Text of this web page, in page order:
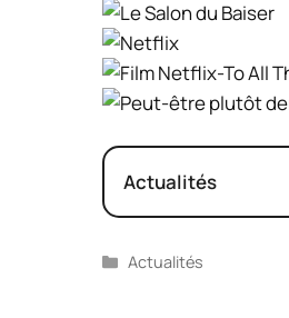
Actualités
Catégories
Actualités